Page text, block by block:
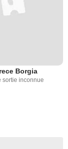
Borgia
sortie inconnue